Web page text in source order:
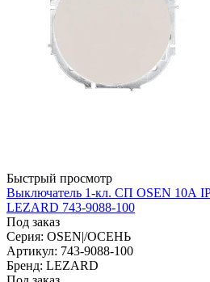
Быстрый просмотр
Выключатель 1-кл. СП OSEN 10А
LEZARD 743-9088-100
Под заказ
Серия: OSEN|/ОСЕНЬ
Артикул: 743-9088-100
Бренд: LEZARD